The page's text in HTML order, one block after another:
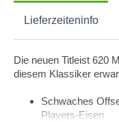
Lieferzeiteninfo
Die neuen Titleist 620
diesem Klassiker
Schwaches
Players-Eisen